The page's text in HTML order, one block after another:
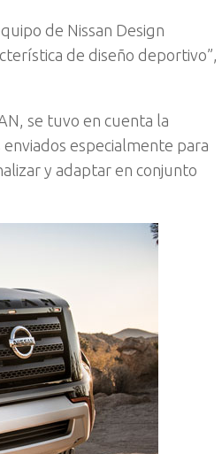
de Nissan Design
de diseño deportivo”,
se tuvo en cuenta la
especialmente para
y adaptar en conjunto